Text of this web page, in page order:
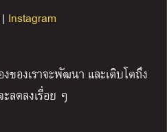
| Instagram
ของเราจะพัฒนา และเติบโตถึง
ลดลงเรื่อย ๆ